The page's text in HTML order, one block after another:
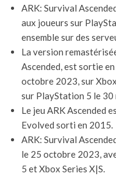
ARK: Survival
aux joueurs sur
ensemble sur des
La version
Ascended, est sortie
octobre 2023, sur
sur PlayStation 5 le
Le jeu ARK Ascended
Evolved sorti en 2015.
ARK: Survival
le 25 octobre 2023,
5 et Xbox Series X|S.